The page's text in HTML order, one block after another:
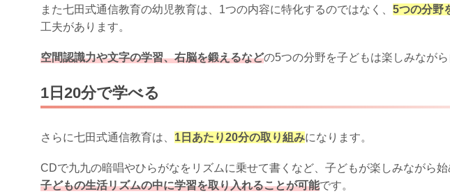
また七田式通信教育の幼児教育は、1つの内容に特化するのではなく、 5つの分野
工夫があります。
空間認識力や文字の学習、右脳を鍛えるなどの5つの分野を子どもは楽しみなが
1日20分で学べる
さらに七田式通信教育は、 1日あたり20分の取り組みになります。
CDで九九の暗唱やひらがなをリズムに乗せて書くなど、子どもが楽しみながら
子どもの生活リズムの中に学習を取り入れることが可能です。